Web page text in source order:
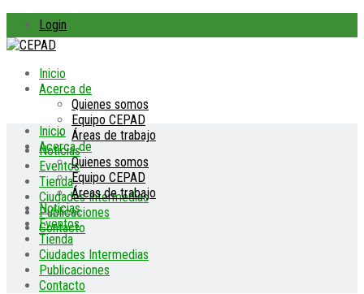
Login
Inicio
Acerca de
Quienes somos
Equipo CEPAD
Áreas de trabajo
Noticias
Eventos
Tienda
Ciudades Intermedias
Publicaciones
Contacto
Inicio
Acerca de
Quienes somos
Equipo CEPAD
Áreas de trabajo
Noticias
Eventos
Tienda
Ciudades Intermedias
Publicaciones
Contacto